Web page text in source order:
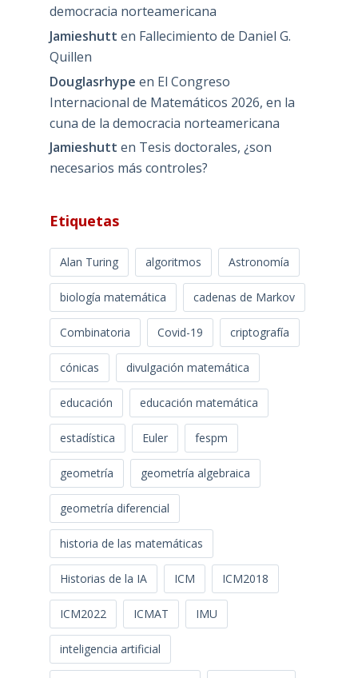
democracia norteamericana
Jamieshutt en Fallecimiento de Daniel G.
Quillen
Douglasrhype en El Congreso
Internacional de Matemáticos 2026, en la
cuna de la democracia norteamericana
Jamieshutt en Tesis doctorales, ¿son
necesarios más controles?
Etiquetas
Alan Turing algoritmos Astronomía
biología matemática cadenas de Markov
Combinatoria Covid-19 criptografía
cónicas divulgación matemática
educación educación matemática
estadística Euler fespm
geometría geometría algebraica
geometría diferencial
historia de las matemáticas
Historias de la IA ICM ICM2018
ICM2022 ICMAT IMU
inteligencia artificial